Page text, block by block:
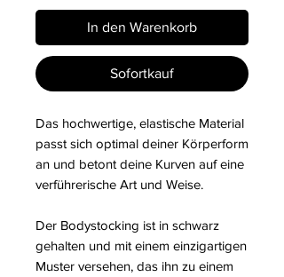
In den Warenkorb
Sofortkauf
Das hochwertige, elastische Material
passt sich optimal deiner Körperform
an und betont deine Kurven auf eine
verführerische Art und Weise.
Der Bodystocking ist in schwarz
gehalten und mit einem einzigartigen
Muster versehen, das ihn zu einem